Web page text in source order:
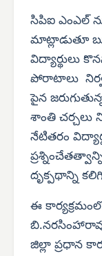
సిపిఐ ఎంఎల్
మాట్లాడుతూ
విద్యార్థులు
పోరాటాలు
పైన
శాంతి చర్చలు
నేటితరం
దృక్పథాన్ని
ఈ
జిల్లా ప్రధాన